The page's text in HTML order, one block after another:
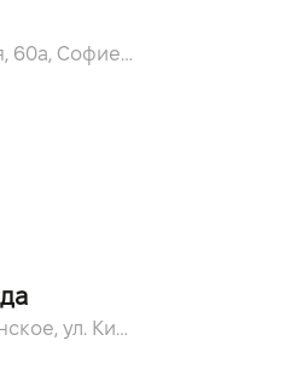
ул. Большая Кольцевая, 60а, Софиевская Борщаговка, Киевская обл.
Киевская обл., c. Чубинское, ул. Киевская, 55